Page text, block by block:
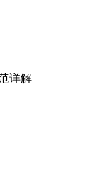
详解